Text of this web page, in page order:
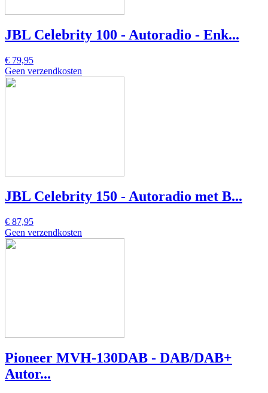
JBL Celebrity 100 - Autoradio - Enk...
€ 79,95
Geen verzendkosten
JBL Celebrity 150 - Autoradio met B...
€ 87,95
Geen verzendkosten
Pioneer MVH-130DAB - DAB/DAB+
Autor...